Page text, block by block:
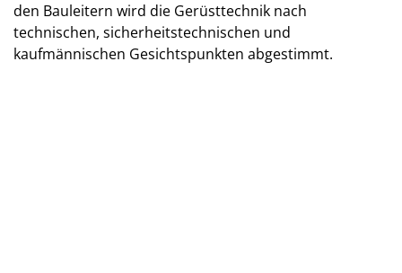
den Bauleitern wird die Gerüsttechnik nach
technischen, sicherheitstechnischen und
kaufmännischen Gesichtspunkten abgestimmt.